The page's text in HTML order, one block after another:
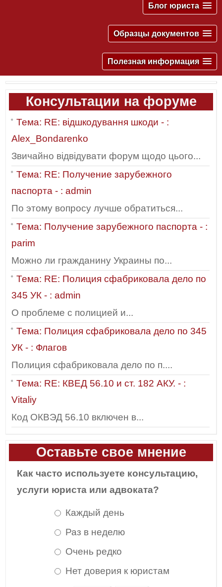
Блог юриста
Образцы документов
Полезная информация
Консультации на форуме
Тема: RE: відшкодування шкоди - :
Alex_Bondarenko
Звичайно відвідувати форум щодо цього...
Тема: RE: Получение зарубежного
паспорта - : admin
По этому вопросу лучше обратиться...
Тема: Получение зарубежного паспорта - :
parim
Можно ли гражданину Украины по...
Тема: RE: Полиция сфабриковала дело по
345 УК - : admin
О проблеме с полицией и...
Тема: Полиция сфабриковала дело по 345
УК - : Флагов
Полиция сфабриковала дело по п....
Тема: RE: КВЕД 56.10 и ст. 182 АКУ. - :
Vitaliy
Код ОКВЭД 56.10 включен в...
Оставьте свое мнение
Как часто используете консультацию,
услуги юриста или адвоката?
Каждый день
Раз в неделю
Очень редко
Нет доверия к юристам